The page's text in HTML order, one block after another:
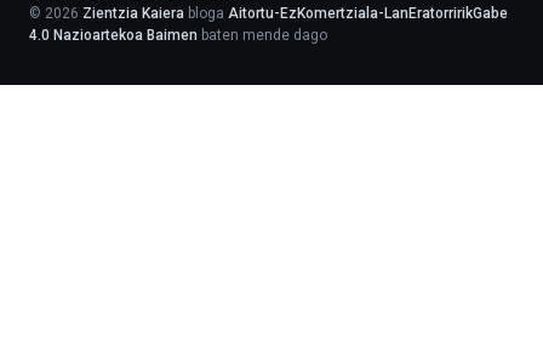
© 2026 Zientzia Kaiera bloga Aitortu-EzKomertziala-LanEratorririkGabe
4.0 Nazioartekoa Baimen baten mende dago